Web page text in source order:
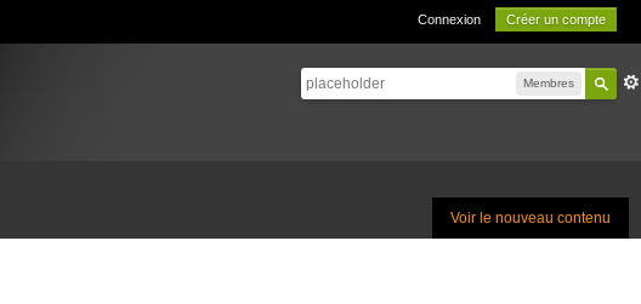
Connexion Créer un compte
Membres
Voir le nouveau contenu